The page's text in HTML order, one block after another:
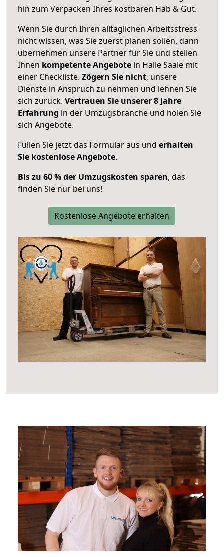
hin zum Verpacken Ihres kostbaren Hab & Gut.
Wenn Sie durch Ihren alltäglichen Arbeitsstress
nicht wissen, was Sie zuerst planen sollen, dann
übernehmen unsere Partner für Sie und stellen
Ihnen kompetente Angebote in Halle Saale mit
einer Checkliste. Zögern Sie nicht, unsere
Dienste in Anspruch zu nehmen und lehnen Sie
sich zurück. Vertrauen Sie unserer 8 Jahre
Erfahrung in der Umzugsbranche und holen Sie
sich Angebote.
Füllen Sie jetzt das Formular aus und erhalten
Sie kostenlose Angebote.
Bis zu 60 % der Umzugskosten sparen, das
finden Sie nur bei uns!
Kostenlose Angebote erhalten